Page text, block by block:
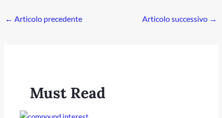
← Articolo precedente Articolo successivo →
Must Read